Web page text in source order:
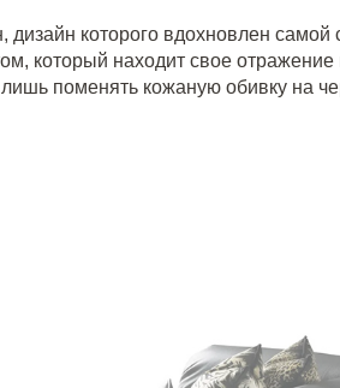
которого вдохновлен самой
который находит свое
поменять кожаную обивку на